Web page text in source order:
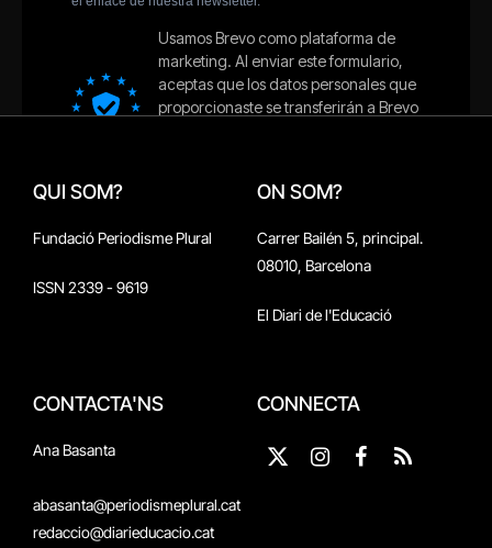
QUI SOM?
Fundació Periodisme Plural
ISSN 2339 - 9619
ON SOM?
Carrer Bailén 5, principal.
08010, Barcelona
El Diari de l'Educació
CONTACTA'NS
Ana Basanta
abasanta@periodismeplural.cat
redaccio@diarieducacio.cat
CONNECTA
X
Instagram
Facebook
RSS